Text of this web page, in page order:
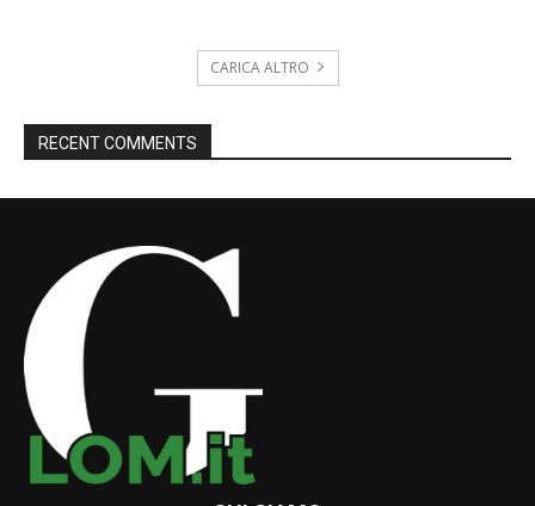
CARICA ALTRO
RECENT COMMENTS